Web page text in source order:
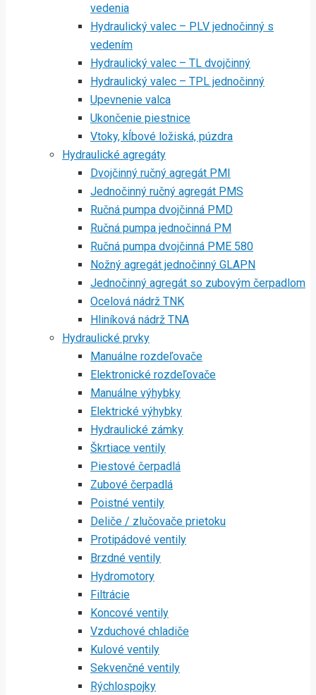
vedenia
Hydraulický valec – PLV jednočinný s
vedením
Hydraulický valec – TL dvojčinný
Hydraulický valec – TPL jednočinný
Upevnenie valca
Ukončenie piestnice
Vtoky, kĺbové ložiská, púzdra
Hydraulické agregáty
Dvojčinný ručný agregát PMI
Jednočinný ručný agregát PMS
Ručná pumpa dvojčinná PMD
Ručná pumpa jednočinná PM
Ručná pumpa dvojčinná PME 580
Nožný agregát jednočinný GLAPN
Jednočinný agregát so zubovým čerpadlom
Ocelová nádrž TNK
Hliníková nádrž TNA
Hydraulické prvky
Manuálne rozdeľovače
Elektronické rozdeľovače
Manuálne výhybky
Elektrické výhybky
Hydraulické zámky
Škrtiace ventily
Piestové čerpadlá
Zubové čerpadlá
Poistné ventily
Deliče / zlučovače prietoku
Protipádové ventily
Brzdné ventily
Hydromotory
Filtrácie
Koncové ventily
Vzduchové chladiče
Kulové ventily
Sekvenčné ventily
Rýchlospojky